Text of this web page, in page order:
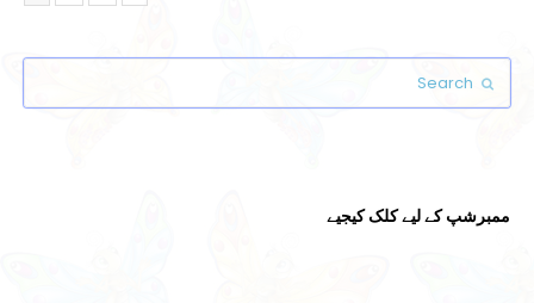
Page Page PageNext
Search
ممبرشپ کے لیے کلک کیجیے